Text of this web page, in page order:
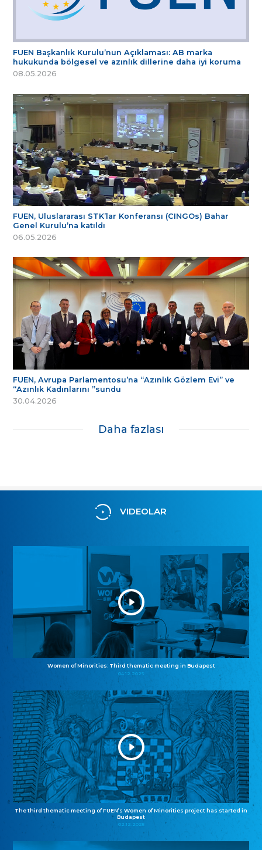
FUEN Başkanlık Kurulu’nun Açıklaması: AB marka
hukukunda bölgesel ve azınlık dillerine daha iyi koruma
08.05.2026
FUEN, Uluslararası STK’lar Konferansı (CINGOs) Bahar
Genel Kurulu’na katıldı
06.05.2026
FUEN, Avrupa Parlamentosu’na “Azınlık Gözlem Evi” ve
“Azınlık Kadınlarını ”sundu
30.04.2026
Daha fazlası
VIDEOLAR
Women of Minorities: Third thematic meeting in Budapest
04.12.2025
The third thematic meeting of FUEN’s Women of Minorities project has started in
Budapest
02.12.2025